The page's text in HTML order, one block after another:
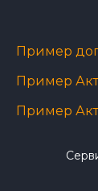
Пример
Пример
Пример